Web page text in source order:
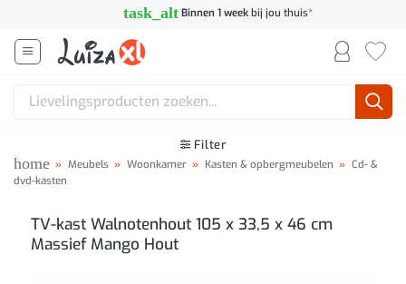
inhoud
task_alt Binnen 1 weekbij jou thuis*
Zoeken
Filter
home » Meubels » Woonkamer » Kasten & opbergmeubelen » Cd- &
dvd-kasten
TV-kast Walnotenhout 105 x 33,5 x 46 cm
Massief Mango Hout